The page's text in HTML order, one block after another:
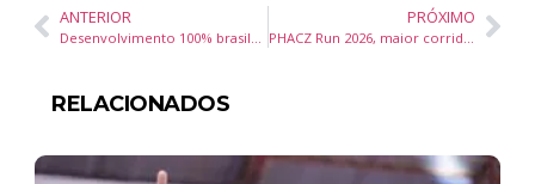
ANTERIOR PRÓXIMO
RELACIONADOS